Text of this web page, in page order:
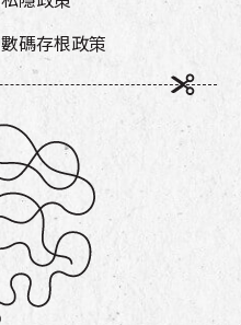
數碼存根政策